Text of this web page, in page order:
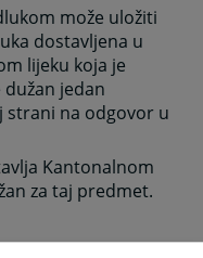
može uložiti
dostavljena u
lijeku koja je
jedan
na odgovor u
Kantonalnom
za taj predmet.